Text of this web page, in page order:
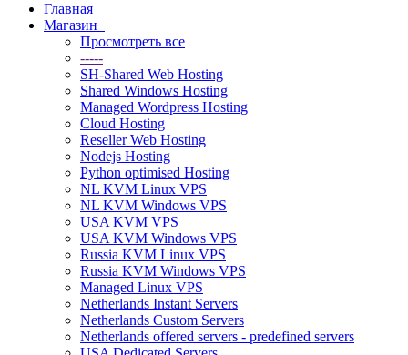
Главная
Магазин
Просмотреть все
-----
SH-Shared Web Hosting
Shared Windows Hosting
Managed Wordpress Hosting
Cloud Hosting
Reseller Web Hosting
Nodejs Hosting
Python optimised Hosting
NL KVM Linux VPS
NL KVM Windows VPS
USA KVM VPS
USA KVM Windows VPS
Russia KVM Linux VPS
Russia KVM Windows VPS
Managed Linux VPS
Netherlands Instant Servers
Netherlands Custom Servers
Netherlands offered servers - predefined servers